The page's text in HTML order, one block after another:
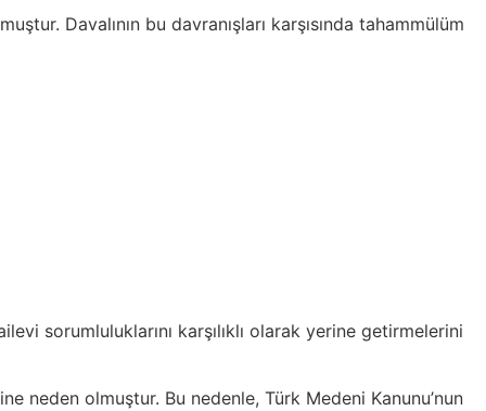
Davalının bu davranışları karşısında tahammülüm
sorumluluklarını karşılıklı olarak yerine getirmelerini
neden olmuştur. Bu nedenle, Türk Medeni Kanunu’nun